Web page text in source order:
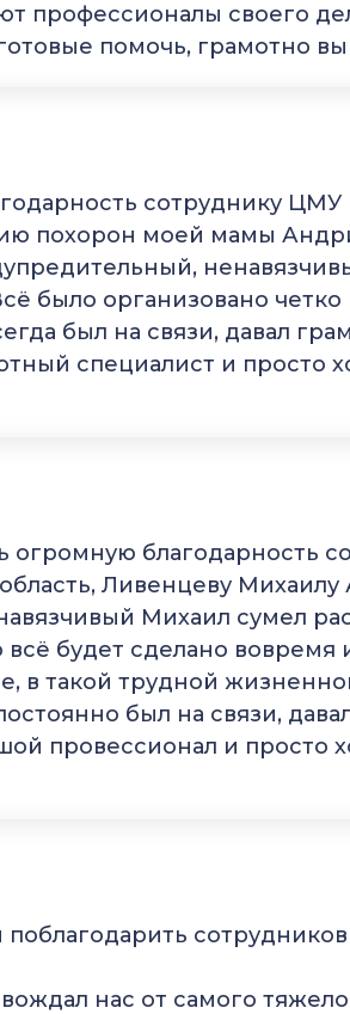
профессионалы своего
помочь, грамотно
сотруднику
похорон моей мамы
было организовано
был на связи, давал
специалист и просто
огромную благодарность
Ливенцеву
Михаил сумел
будет сделано вовремя
в такой трудной
был на связи,
провессионал и просто
нас от самого